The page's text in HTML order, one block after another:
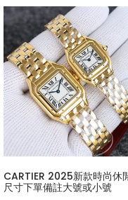
CARTIER 2025新款時尚休
尺寸下單備註大號或小號